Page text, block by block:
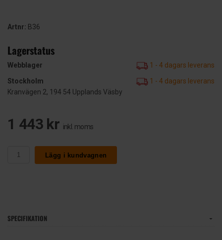
Artnr: B36
Lagerstatus
Webblager
1 - 4 dagars leverans
Stockholm
1 - 4 dagars leverans
Kranvägen 2, 194 54 Upplands Väsby
1 443 kr inkl. moms
Lägg i kundvagnen
SPECIFIKATION